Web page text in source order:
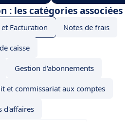
: les catégories associées
et Facturation Notes de frais
caisse
Gestion d'abonnements
et commissariat aux comptes
d'affaires